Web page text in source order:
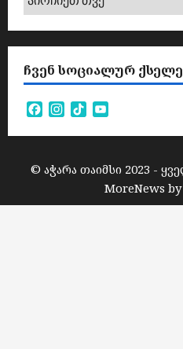
ᲩᲕᲔᲜ ᲡᲝᲪᲘᲐᲚᲣᲠ
Facebook
Instagram
TikTok
© აჭარა თაიმსი 2023 -
MoreNews